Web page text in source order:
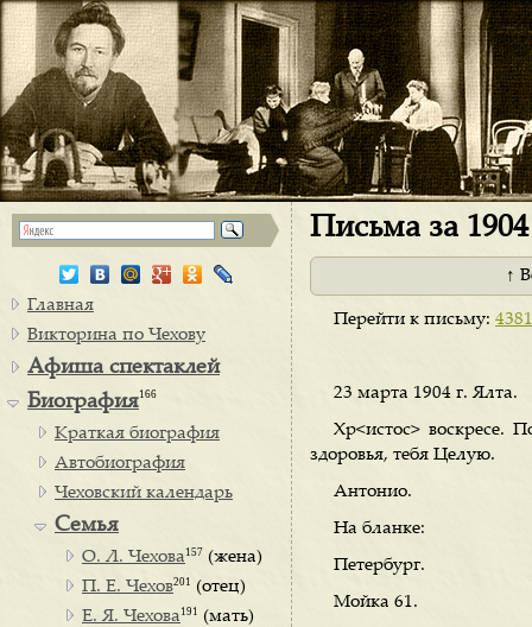
Письма за
↑
Перейти к письму: 4381
23 марта 1904 г. Ялта.
Хр<истос> воскресе.
здоровья, тебя Целую.
Антонио.
На бланке:
Петербург.
Мойка 61.
Главная
Викторина по Чехову
Афиша спектаклей
Биография166
Краткая биография
Автобиография
Чеховский календарь
Семья
О. Л. Чехова 157 (жена)
П. Е. Чехов201 (отец)
Е. Я. Чехова 191 (мать)